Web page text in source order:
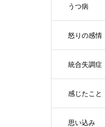
うつ病
怒りの感情
統合失調症
感じたこと
思い込み